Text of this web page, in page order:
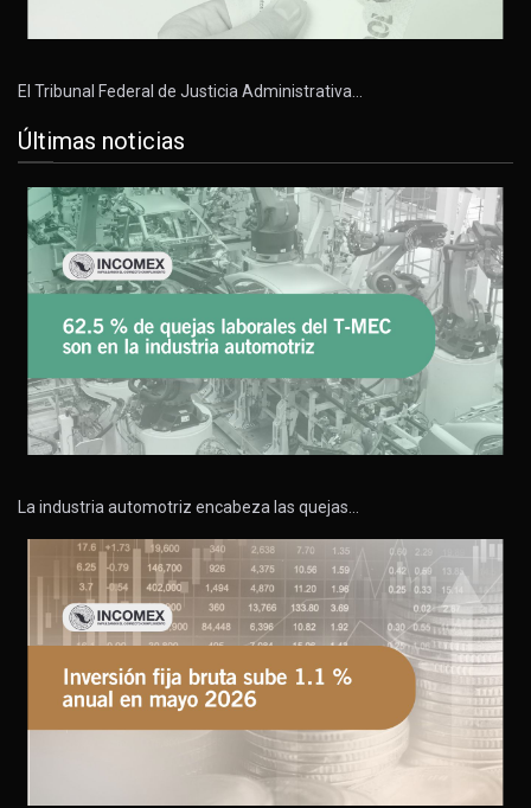
El Tribunal Federal de Justicia Administrativa…
Últimas noticias
La industria automotriz encabeza las quejas…